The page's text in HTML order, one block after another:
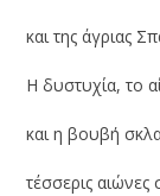
και της άγριας
Η δυστυχία, το
και η βουβή
τέσσερις